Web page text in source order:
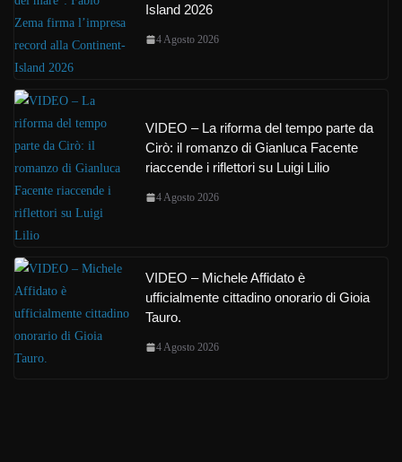
Island 2026
4 Agosto 2026
VIDEO – La riforma del tempo parte da
Cirò: il romanzo di Gianluca Facente
riaccende i riflettori su Luigi Lilio
4 Agosto 2026
VIDEO – Michele Affidato è
ufficialmente cittadino onorario di Gioia
Tauro.
4 Agosto 2026